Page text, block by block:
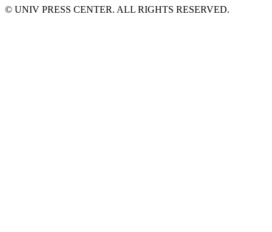
© UNIV PRESS CENTER. ALL RIGHTS RESERVED.